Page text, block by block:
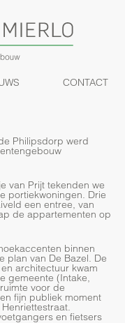
CONTACT
Philipsdorp werd
van Prijt tekenden we
portiekwoningen. Drie
een entree, van
de appartementen op
binnen
plan van De Bazel. De
architectuur kwam
gemeente (Intake,
voor de
fijn publiek moment
en fietsers